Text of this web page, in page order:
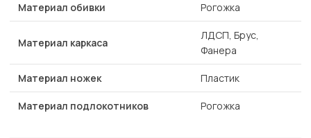
Материал обивки Рогожка
Материал каркаса
ЛДСП, Брус,
Фанера
Материал ножек Пластик
Материал подлокотников Рогожка